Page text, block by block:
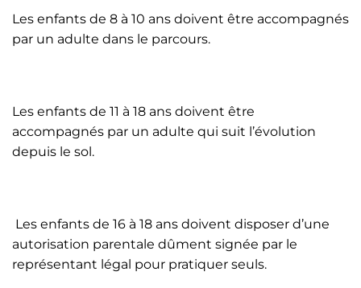
Les enfants de 8 à 10 ans doivent être accompagnés
par un adulte dans le parcours.
Les enfants de 11 à 18 ans doivent être
accompagnés par un adulte qui suit l’évolution
depuis le sol.
Les enfants de 16 à 18 ans doivent disposer d’une
autorisation parentale dûment signée par le
représentant légal pour pratiquer seuls.